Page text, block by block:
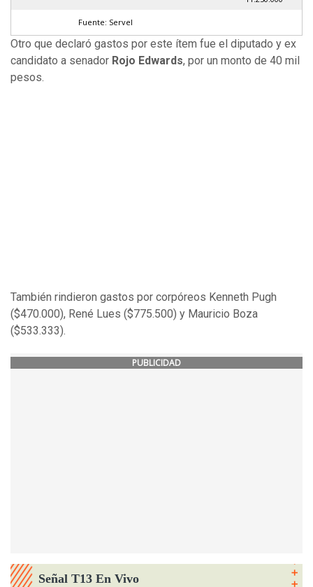
Fuente: Servel
Otro que declaró gastos por este ítem fue el diputado y ex
candidato a senador Rojo Edwards, por un monto de 40 mil
pesos.
También rindieron gastos por corpóreos Kenneth Pugh
($470.000), René Lues ($775.500) y Mauricio Boza
($533.333).
PUBLICIDAD
Señal T13 En Vivo